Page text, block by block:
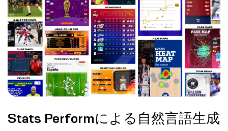
Stats Performによる自然言語生成